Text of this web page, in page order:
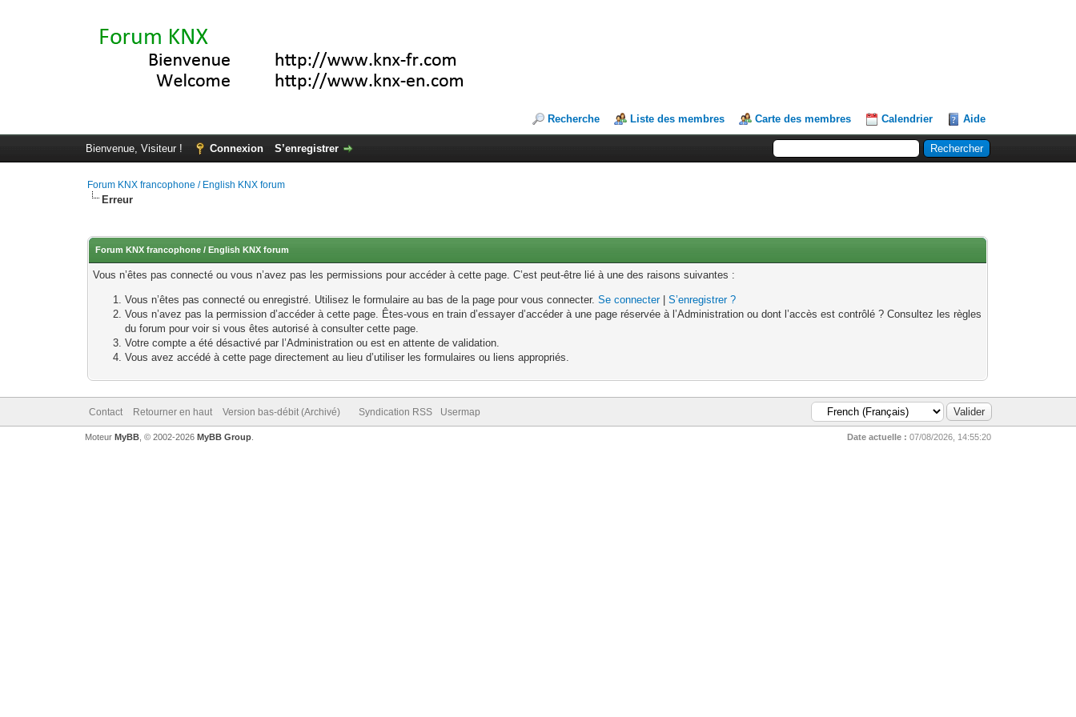
Recherche Liste des membres Carte des membres Calendrier Aide
Bienvenue, Visiteur ! Connexion S’enregistrer
Forum KNX francophone / English KNX forum
Erreur
Forum KNX francophone / English KNX forum
Vous n’êtes pas connecté ou vous n’avez pas les permissions pour accéder à cette page. C’est peut-être lié à une des raisons suivantes :
Vous n’êtes pas connecté ou enregistré. Utilisez le formulaire au bas de la page pour vous connecter.Se connecter|S’enregistrer ?
Vous n’avez pas la permission d’accéder à cette page. Êtes-vous en train d’essayer d’accéder à une page réservée à l’Administration ou dont l’accès est contrôlé ? Consultez les règles
du forum pour voir si vous êtes autorisé à consulter cette page.
Votre compte a été désactivé par l’Administration ou est en attente de validation.
Vous avez accédé à cette page directement au lieu d’utiliser les formulaires ou liens appropriés.
Contact Retourner en haut Version bas-débit (Archivé) Syndication RSS Usermap
Date actuelle : 07/08/2026, 14:55:20
Moteur MyBB, © 2002-2026 MyBB Group.